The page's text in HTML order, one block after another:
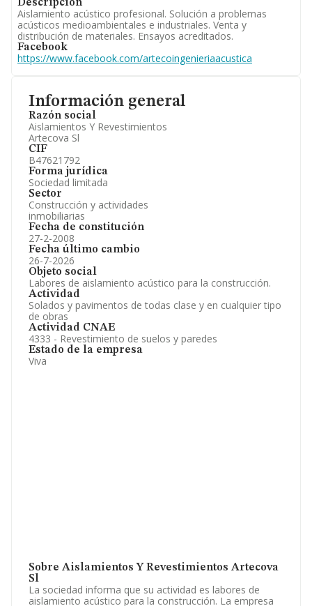
Información general
Razón social
Aislamientos Y Revestimientos
Artecova Sl
CIF
B47621792
Forma jurídica
Sociedad limitada
Sector
Construcción y actividades
inmobiliarias
Fecha de constitución
27-2-2008
Fecha último cambio
26-7-2026
Objeto social
Labores de aislamiento acústico para la construcción.
Actividad
Solados y pavimentos de todas clase y en cualquier tipo
de obras
Actividad CNAE
4333 - Revestimiento de suelos y paredes
Estado de la empresa
Viva
Sobre Aislamientos Y Revestimientos Artecova
Sl
La sociedad informa que su actividad es labores de
aislamiento acústico para la construcción. La empresa
Descripción
Aislamiento acústico profesional. Solución a problemas
acústicos medioambientales e industriales. Venta y
distribución de materiales. Ensayos acreditados.
Facebook
https://www.facebook.com/artecoingenieriaacustica